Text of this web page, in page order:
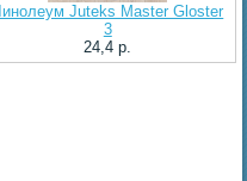
Juteks Master Gloster
3
24,4 p.